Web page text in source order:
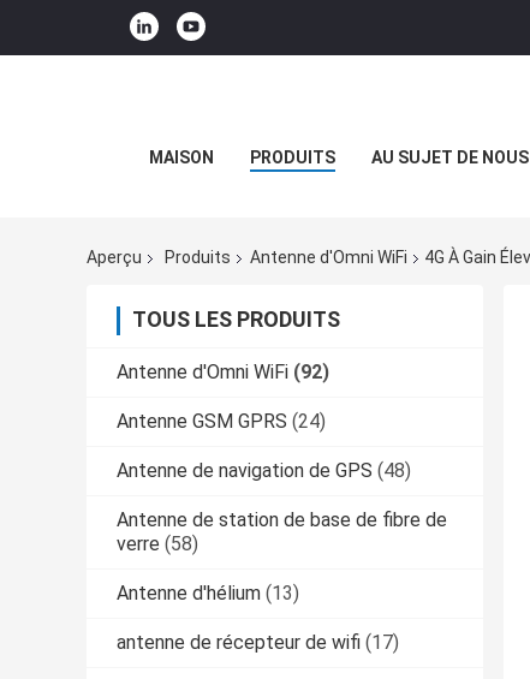
MAISON PRODUITS AU SUJET DE NOUS
Aperçu Produits Antenne d'Omni WiFi 4G À Gain
TOUS LES PRODUITS
Antenne d'Omni WiFi (92)
Antenne GSM GPRS (24)
Antenne de navigation de GPS (48)
Antenne de station de base de fibre de
verre (58)
Antenne d'hélium (13)
antenne de récepteur de wifi (17)